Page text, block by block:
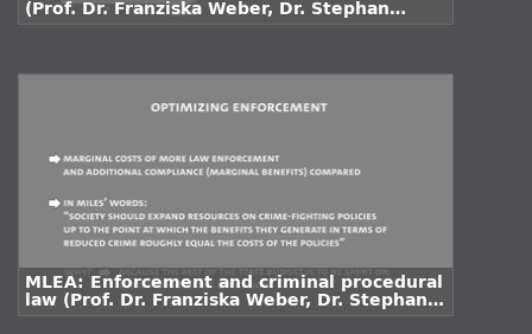
(Prof. Dr. Franziska Weber, Dr. Stephan
Michel)
MLEA: Enforcement and criminal procedural
law (Prof. Dr. Franziska Weber, Dr. Stephan
Michel)